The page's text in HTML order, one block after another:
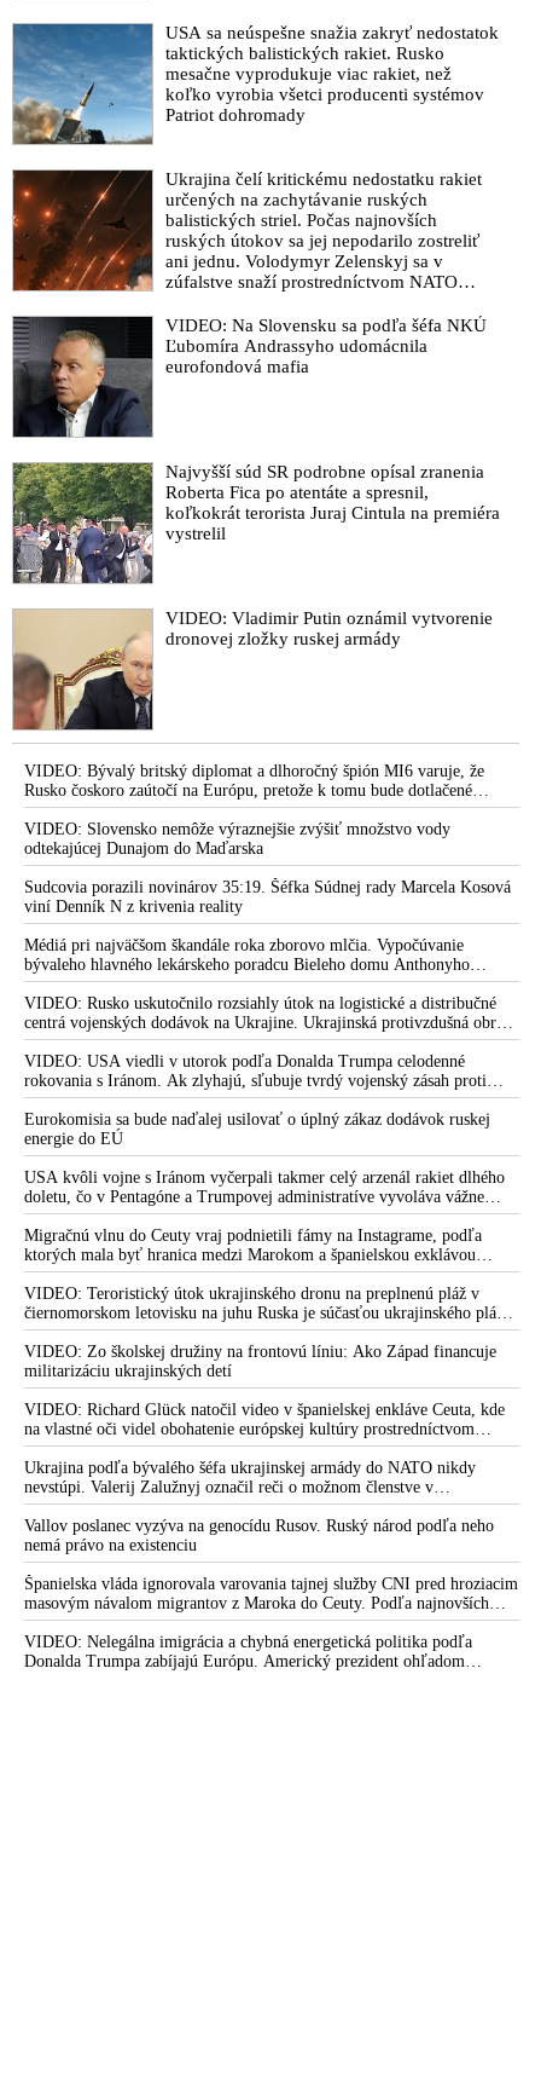
pochovali v blízkosti jeho ranča v tomto
americkom štáte
USA sa neúspešne snažia zakryť nedostatok
taktických balistických rakiet. Rusko
mesačne vyprodukuje viac rakiet, než
koľko vyrobia všetci producenti systémov
Patriot dohromady
Ukrajina čelí kritickému nedostatku rakiet
určených na zachytávanie ruských
balistických striel. Počas najnovších
ruských útokov sa jej nepodarilo zostreliť
ani jednu. Volodymyr Zelenskyj sa v
zúfalstve snaží prostredníctvom NATO
VIDEO: Na Slovensku sa podľa šéfa NKÚ
Ľubomíra Andrassyho udomácnila
eurofondová mafia
Najvyšší súd SR podrobne opísal zranenia
Roberta Fica po atentáte a spresnil,
koľkokrát terorista Juraj Cintula na premiéra
vystrelil
VIDEO: Vladimir Putin oznámil vytvorenie
dronovej zložky ruskej armády
VIDEO: Bývalý britský diplomat a dlhoročný špión MI6 varuje, že
Rusko čoskoro zaútočí na Európu, pretože k tomu bude dotlačené
rovnako, ako bolo dotlačené k invázii na Ukrajinu v roku 2022.
Zelenskyj medzitým v Kyjeve naliehal na zhromaždených diplomatov,
aby vo svete zháňali energie pre Ukrajinu na zimu. Putin vraj bude
mobilizovať a vojna sa do zimy pravdepodobne neskončí
VIDEO: Slovensko nemôže výraznejšie zvýšiť množstvo vody
odtekajúcej Dunajom do Maďarska
Sudcovia porazili novinárov 35:19. Šéfka Súdnej rady Marcela Kosová
viní Denník N z krivenia reality
Médiá pri najväčšom škandále roka zborovo mlčia. Vypočúvanie
bývaleho hlavného lekárskeho poradcu Bieleho domu Anthonyho
Fauciho pred výborom amerického Senátu väčšina médií ignorovala
VIDEO: Rusko uskutočnilo rozsiahly útok na logistické a distribučné
centrá vojenských dodávok na Ukrajine. Ukrajinská protivzdušná obrana
nedokázala počas ničivého nočného útoku na Kyjev a jeho okolie
zachytiť ani jednu ruskú raketu
VIDEO: USA viedli v utorok podľa Donalda Trumpa celodenné
rokovania s Iránom. Ak zlyhajú, sľubuje tvrdý vojenský zásah proti
Teheránu
Eurokomisia sa bude naďalej usilovať o úplný zákaz dodávok ruskej
energie do EÚ
USA kvôli vojne s Iránom vyčerpali takmer celý arzenál rakiet dlhého
doletu, čo v Pentagóne a Trumpovej administratíve vyvoláva vážne
obavy o bojaschopnosť americkej armády v prípade vypuknutia
konfliktu s Čínou alebo Ruskom
Migračnú vlnu do Ceuty vraj podnietili fámy na Instagrame, podľa
ktorých mala byť hranica medzi Marokom a španielskou exklávou
otvorená
VIDEO: Teroristický útok ukrajinského dronu na preplnenú pláž v
čiernomorskom letovisku na juhu Ruska je súčasťou ukrajinského plánu,
ktorý kopíruje model Hitlerovej „totálnej vojny“ po porážke
Wehrmachtu pri Stalingrade. Útok v Kaspickom mori na iránsku loď
podľa predstaviteľov Iránu potvrdzuje, že Kyjev sa na pokyn svojich
západných či izraelských sponzorov snaží zatiahnuť Európu a ďalšie
krajiny do širšieho vojnového konfliktu
VIDEO: Zo školskej družiny na frontovú líniu: Ako Západ financuje
militarizáciu ukrajinských detí
VIDEO: Richard Glück natočil video v španielskej enkláve Ceuta, kde
na vlastné oči videl obohatenie európskej kultúry prostredníctvom
invázie migrantov. Takto by podľa neho vyzeralo Slovensko, keby mu
vládlo PS, Šimečka & spol.
Ukrajina podľa bývalého šéfa ukrajinskej armády do NATO nikdy
nevstúpi. Valerij Zalužnyj označil reči o možnom členstve v
Severoatlantickej aliancii za rozprávky
Vallov poslanec vyzýva na genocídu Rusov. Ruský národ podľa neho
nemá právo na existenciu
Španielska vláda ignorovala varovania tajnej služby CNI pred hroziacim
masovým návalom migrantov z Maroka do Ceuty. Podľa najnovších
správ preniklo do tejto španielskej exklávy na severe Afriky vyše 70-
tisíc migrantov
VIDEO: Nelegálna imigrácia a chybná energetická politika podľa
Donalda Trumpa zabíjajú Európu. Americký prezident ohľadom